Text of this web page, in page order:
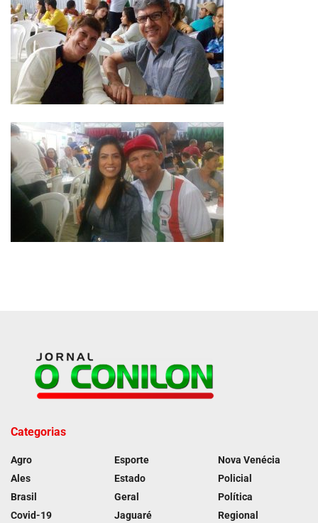
Categorias
Agro
Ales
Brasil
Covid-19
Esporte
Estado
Geral
Jaguaré
Nova Venécia
Policial
Política
Regional